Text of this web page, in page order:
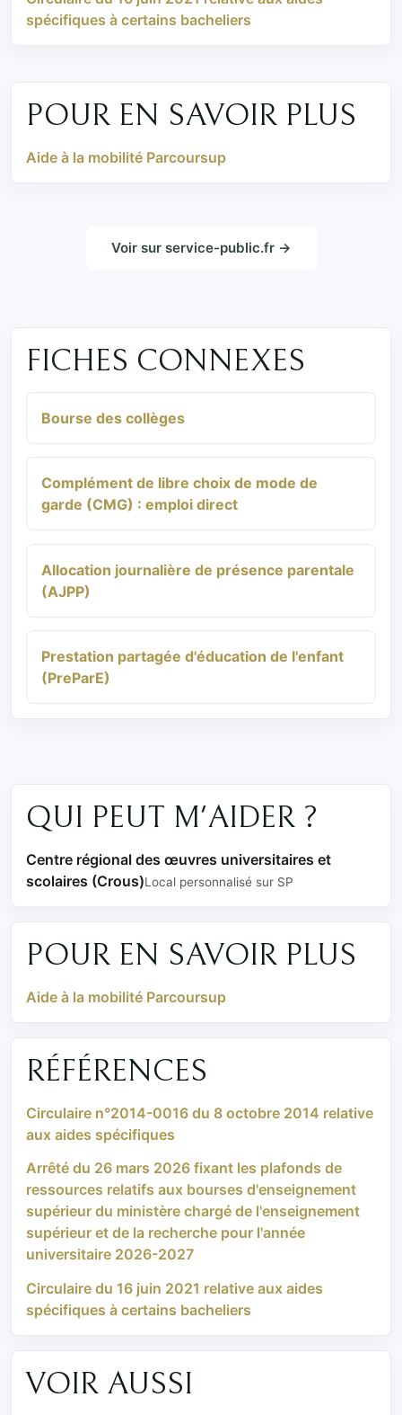
spécifiques à certains bacheliers
POUR EN SAVOIR PLUS
Aide à la mobilité Parcoursup
Voir sur service-public.fr →
FICHES CONNEXES
Bourse des collèges
Complément de libre choix de mode de
garde (CMG) : emploi direct
Allocation journalière de présence parentale
(AJPP)
Prestation partagée d'éducation de l'enfant
(PreParE)
QUI PEUT M'AIDER ?
Centre régional des œuvres universitaires et
scolaires (Crous)Local personnalisé sur SP
POUR EN SAVOIR PLUS
Aide à la mobilité Parcoursup
RÉFÉRENCES
Circulaire n°2014-0016 du 8 octobre 2014 relative
aux aides spécifiques
Arrêté du 26 mars 2026 fixant les plafonds de
ressources relatifs aux bourses d'enseignement
supérieur du ministère chargé de l'enseignement
supérieur et de la recherche pour l'année
universitaire 2026-2027
Circulaire du 16 juin 2021 relative aux aides
spécifiques à certains bacheliers
VOIR AUSSI